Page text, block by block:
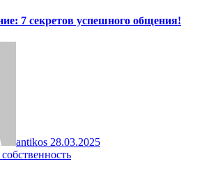
7 секретов успешного общения!
antikos 28.03.2025